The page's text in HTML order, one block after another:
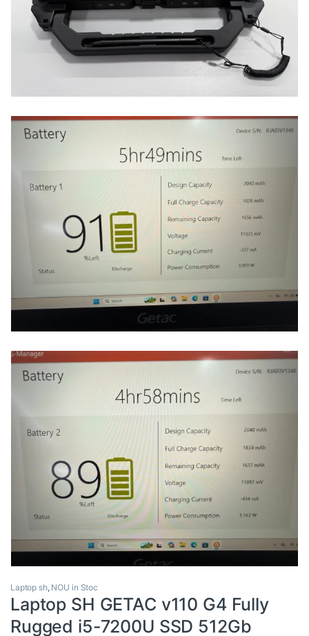
Laptop sh, NOU in Stoc
Laptop SH GETAC v110 G4 Fully
Rugged i5-7200U SSD 512Gb